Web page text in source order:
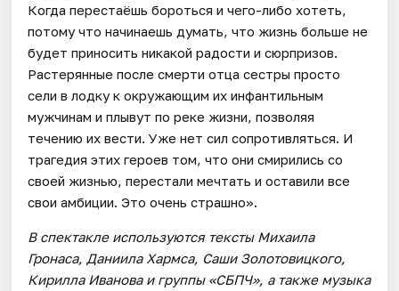
Когда перестаёшь бороться и чего-либо хотеть,
потому что начинаешь думать, что жизнь больше не
будет приносить никакой радости и сюрпризов.
Растерянные после смерти отца сестры просто
сели в лодку к окружающим их инфантильным
мужчинам и плывут по реке жизни, позволяя
течению их вести. Уже нет сил сопротивляться. И
трагедия этих героев том, что они смирились со
своей жизнью, перестали мечтать и оставили все
свои амбиции. Это очень страшно».
В спектакле используются тексты Михаила
Гронаса, Даниила Хармса, Саши Золотовицкого,
Кирилла Иванова и группы «СБПЧ», а также музыка